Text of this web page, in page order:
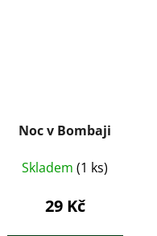
Noc v Bombaji
Skladem (1 ks)
29 Kč